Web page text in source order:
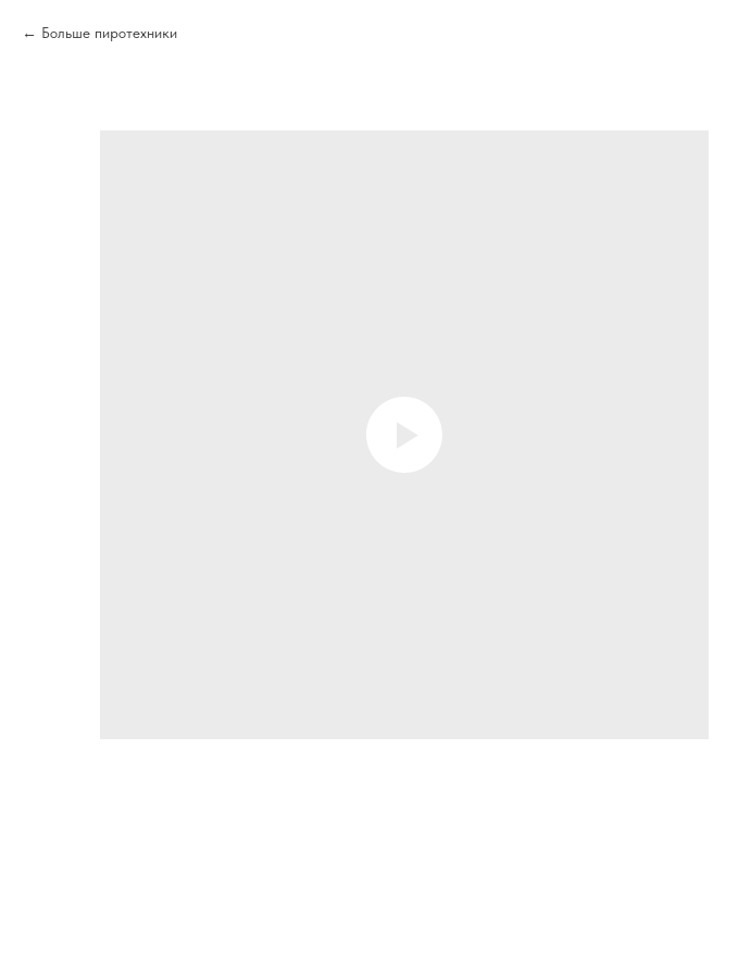
Больше пиротехники